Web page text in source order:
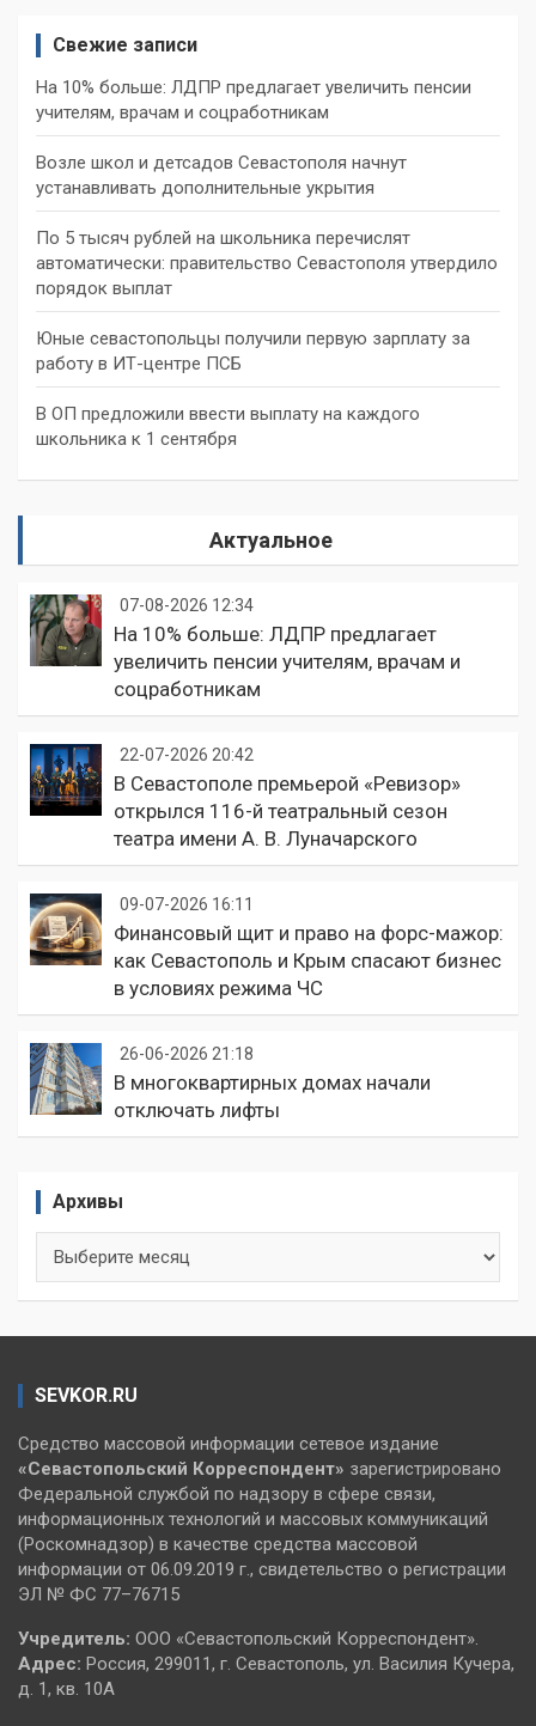
Свежие записи
На 10% больше: ЛДПР предлагает увеличить пенсии
учителям, врачам и соцработникам
Возле школ и детсадов Севастополя начнут
устанавливать дополнительные укрытия
По 5 тысяч рублей на школьника перечислят
автоматически: правительство Севастополя утвердило
порядок выплат
Юные севастопольцы получили первую зарплату за
работу в ИТ-центре ПСБ
В ОП предложили ввести выплату на каждого
школьника к 1 сентября
Актуальное
07-08-2026 12:34
На 10% больше: ЛДПР предлагает
увеличить пенсии учителям, врачам и
соцработникам
22-07-2026 20:42
В Севастополе премьерой «Ревизор»
открылся 116-й театральный сезон
театра имени А. В. Луначарского
09-07-2026 16:11
Финансовый щит и право на форс-мажор:
как Севастополь и Крым спасают бизнес
в условиях режима ЧС
26-06-2026 21:18
В многоквартирных домах начали
отключать лифты
Архивы
SEVKOR.RU
Средство массовой информации сетевое издание
«Севастопольский Корреспондент» зарегистрировано
Федеральной службой по надзору в сфере связи,
информационных технологий и массовых коммуникаций
(Роскомнадзор) в качестве средства массовой
информации от 06.09.2019 г., свидетельство о регистрации
ЭЛ № ФС 77–76715
Учредитель: ООО «Севастопольский Корреспондент».
Адрес: Россия, 299011, г. Севастополь, ул. Василия Кучера,
д. 1, кв. 10А